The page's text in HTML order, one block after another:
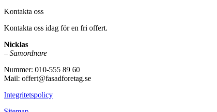
Kontakta oss
Kontakta oss idag för en fri offert.
Nicklas
– Samordnare
Nummer: 010-555 89 60
Mail: offert@fasadforetag.se
Integritetspolicy